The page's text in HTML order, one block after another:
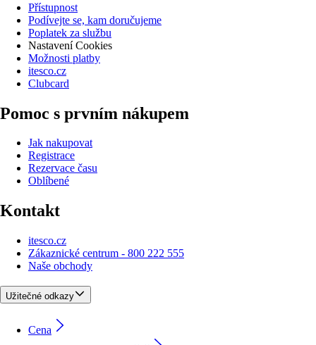
Přístupnost
Podívejte se, kam doručujeme
Poplatek za službu
Nastavení Cookies
Možnosti platby
itesco.cz
Clubcard
Pomoc s prvním nákupem
Jak nakupovat
Registrace
Rezervace času
Oblíbené
Kontakt
itesco.cz
Zákaznické centrum - 800 222 555
Naše obchody
Užitečné odkazy
Cena